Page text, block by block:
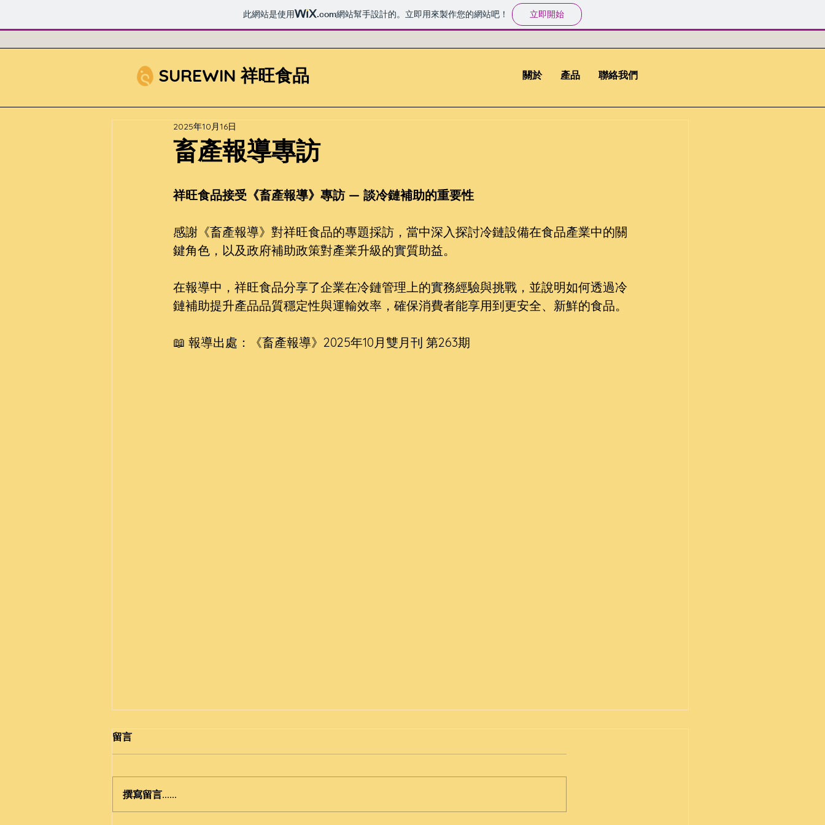
此網站是使用 .com網站幫手設計的。立即用來製作您的網站吧！ 立即開始
SUREWIN 祥旺食品 關於 產品 聯絡我們
畜產報導專訪
2025年10月16日
祥旺食品接受《畜產報導》專訪 — 談冷鏈補助的重要性
感謝《畜產報導》對祥旺食品的專題採訪，當中深入探討冷鏈設備在食品產業中的關
鍵角色，以及政府補助政策對產業升級的實質助益。
在報導中，祥旺食品分享了企業在冷鏈管理上的實務經驗與挑戰，並說明如何透過冷
鏈補助提升產品品質穩定性與運輸效率，確保消費者能享用到更安全、新鮮的食品。
📖 報導出處：《畜產報導》2025年10月雙月刊 第263期
留言
撰寫留言......